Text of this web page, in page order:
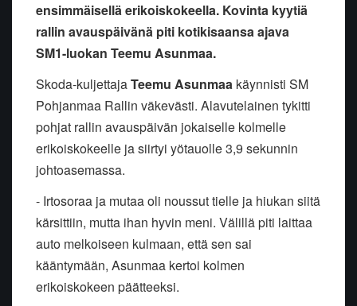
ensimmäisellä erikoiskokeella. Kovinta kyytiä
rallin avauspäivänä piti kotikisaansa ajava
SM1-luokan Teemu Asunmaa.
Skoda-kuljettajaTeemu Asunmaa käynnisti SM
Pohjanmaa Rallin väkevästi. Alavutelainen tykitti
pohjat rallin avauspäivän jokaiselle kolmelle
erikoiskokeelle ja siirtyi yötauolle 3,9 sekunnin
johtoasemassa.
- Irtosoraa ja mutaa oli noussut tielle ja hiukan siitä
kärsittiin, mutta ihan hyvin meni. Välillä piti laittaa
auto melkoiseen kulmaan, että sen sai
kääntymään, Asunmaa kertoi kolmen
erikoiskokeen päätteeksi.